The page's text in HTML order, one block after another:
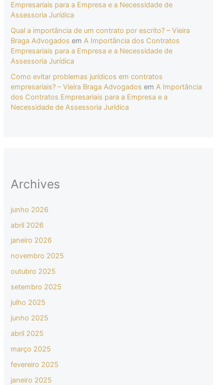
Empresariais para a Empresa e a Necessidade de
Assessoria Jurídica
Qual a importância de um contrato por escrito? – Vieira
Braga Advogados emA Importância dos Contratos
Empresariais para a Empresa e a Necessidade de
Assessoria Jurídica
Como evitar problemas jurídicos em contratos
empresariais? – Vieira Braga Advogados emA Importância
dos Contratos Empresariais para a Empresa e a
Necessidade de Assessoria Jurídica
Archives
junho 2026
abril 2026
janeiro 2026
novembro 2025
outubro 2025
setembro 2025
julho 2025
junho 2025
abril 2025
março 2025
fevereiro 2025
janeiro 2025